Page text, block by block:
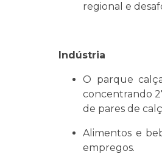
regional e
Indústria
O parque
concentrando
de pares de
Alimentos e
empregos.